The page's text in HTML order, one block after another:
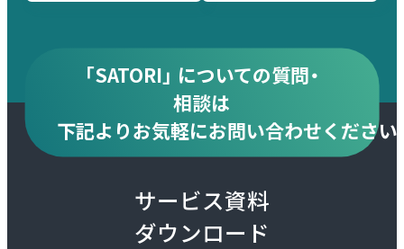
「SATORI」 についての質問・
相談は
下記よりお気軽にお問い合わせください
サービス資料
ダウンロード